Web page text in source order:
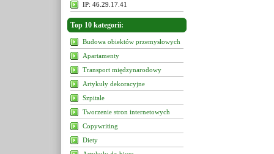
IP: 46.29.17.41
Top 10 kategorii:
Budowa obiektów przemysłowych
Apartamenty
Transport międzynarodowy
Artykuły dekoracyjne
Szpitale
Tworzenie stron internetowych
Copywriting
Diety